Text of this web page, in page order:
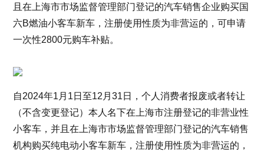
且在上海市市场监督管理部门登记的汽车销售企业购买国
六B燃油小客车新车，注册使用性质为非营运的，可申请
一次性2800元购车补贴。
自2024年1月1日至12月31日，个人消费者报废或者转让
（不含变更登记）本人名下在上海市注册登记的非营业性
小客车，并且在上海市市场监督管理部门登记的汽车销售
机构购买纯电动小客车新车，注册使用性质为非营运的，